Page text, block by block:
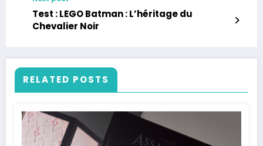
Test : LEGO Batman : L’héritage du
Chevalier Noir
RELATED POSTS